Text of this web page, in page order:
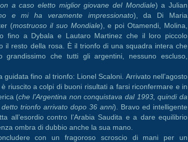
a caso eletto miglior giovane del Mondiale) a Julian
e mi ha veramente impressionato), da Di Maria
(mostruoso il suo Mondiale), e poi Otamendi, Molina,
fino a Dybala e Lautaro Martinez che il loro piccolo
il resto della rosa. È il trionfo di una squadra intera che
che tutti gli argentini, nessuno escluso,
fino al trionfo: Lionel Scaloni. Arrivato nell’agosto
riuscito a colpi di buoni risultati a farsi riconfermare e in
(che l’Argentina non conquistava dal 1993, quindi da
trionfo arrivato dopo 36 anni). Bravo ed intelligente
all’esordio contro l’Arabia Saudita e a dare equilibrio
ombra di dubbio anche la sua mano.
con un fragoroso scroscio di mani per un